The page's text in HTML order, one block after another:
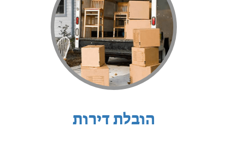
הובלת דירות